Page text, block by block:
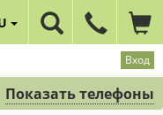
Вход
Показать телефоны